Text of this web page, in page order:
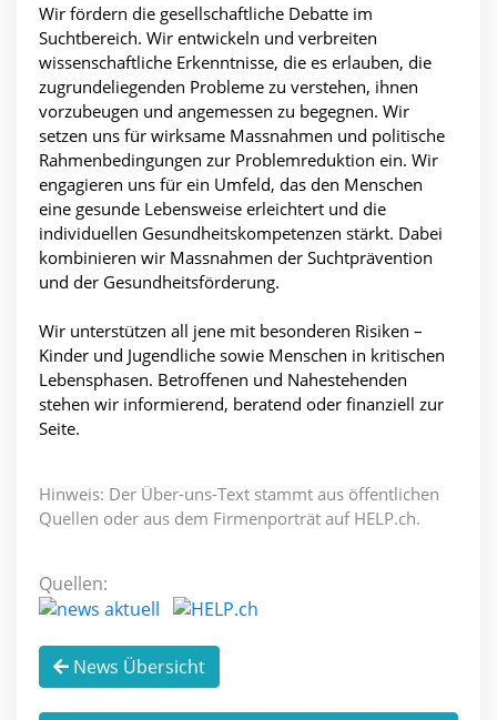
Wir fördern die gesellschaftliche Debatte im
Suchtbereich. Wir entwickeln und verbreiten
wissenschaftliche Erkenntnisse, die es erlauben, die
zugrundeliegenden Probleme zu verstehen, ihnen
vorzubeugen und angemessen zu begegnen. Wir
setzen uns für wirksame Massnahmen und politische
Rahmenbedingungen zur Problemreduktion ein. Wir
engagieren uns für ein Umfeld, das den Menschen
eine gesunde Lebensweise erleichtert und die
individuellen Gesundheitskompetenzen stärkt. Dabei
kombinieren wir Massnahmen der Suchtprävention
und der Gesundheitsförderung.
Wir unterstützen all jene mit besonderen Risiken –
Kinder und Jugendliche sowie Menschen in kritischen
Lebensphasen. Betroffenen und Nahestehenden
stehen wir informierend, beratend oder finanziell zur
Seite.
Hinweis: Der Über-uns-Text stammt aus öffentlichen
Quellen oder aus dem Firmenporträt auf HELP.ch.
Quellen:
News Übersicht